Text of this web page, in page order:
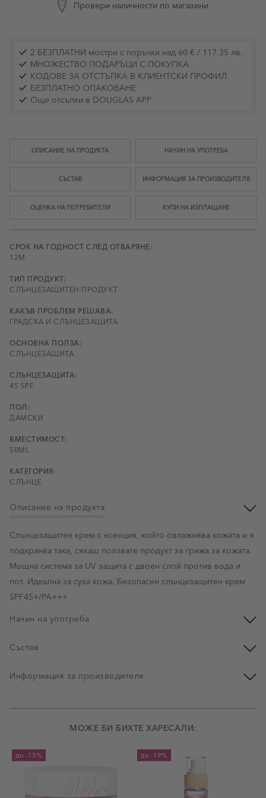
Провери наличности по магазини
2 БЕЗПЛАТНИ мостри с поръчки над 60 € / 117.35 лв.
МНОЖЕСТВО ПОДАРЪЦИ С ПОКУПКА
КОДОВЕ ЗА ОТСТЪПКА В КЛИЕНТСКИ ПРОФИЛ
БЕЗПЛАТНО ОПАКОВАНЕ
Още отсъпки в DOUGLAS APP
ОПИСАНИЕ НА ПРОДУКТА НАЧИН НА УПОТРЕБА
СЪСТАВ ИНФОРМАЦИЯ ЗА ПРОИЗВОДИТЕЛЯ
ОЦЕНКА НА ПОТРЕБИТЕЛИ КУПИ НА ИЗПЛАЩАНЕ
СРОК НА ГОДНОСТ СЛЕД ОТВАРЯНЕ:
12M
ТИП ПРОДУКТ:
СЛЪНЦЕЗАЩИТЕН ПРОДУКТ
КАКЪВ ПРОБЛЕМ РЕШАВА:
ГРАДСКА И СЛЪНЦЕЗАЩИТА
ОСНОВНА ПОЛЗА:
СЛЪНЦЕЗАЩИТА
СЛЪНЦЕЗАЩИТА:
45 SPF
ПОЛ:
ДАМСКИ
ВМЕСТИМОСТ:
50ML
КАТЕГОРИЯ:
СЛЪНЦЕ
Описание на продукта
Слънцезащитен крем с есенция, който овлажнява кожата и я
подхранва така, сякаш ползвате продукт за грижа за кожата.
Мощна система за UV защита с двоен слой против вода и
пот. Идеална за суха кожа. Безопасен слънцезащитен крем
SPF45+/PA+++
Начин на употреба
Състав
Информация за производителя
МОЖЕ БИ БИХТЕ ХАРЕСАЛИ:
до -15% до -19%